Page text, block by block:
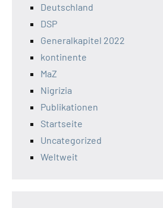
Deutschland
DSP
Generalkapitel 2022
kontinente
MaZ
Nigrizia
Publikationen
Startseite
Uncategorized
Weltweit